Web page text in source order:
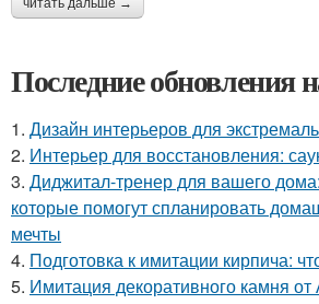
Последние обновления
1. Дизайн интерьеров для
2. Интерьер для восстановления:
3. Диджитал-тренер для вашего
которые помогут спланировать
мечты
4. Подготовка к имитации кирпича:
5. Имитация декоративного камня